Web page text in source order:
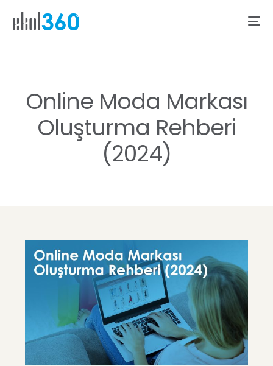
Online Moda Markası
Oluşturma Rehberi
(2024)